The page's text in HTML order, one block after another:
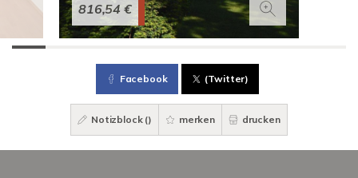
816,54 €
Facebook (Twitter)
Notizblock () merken drucken